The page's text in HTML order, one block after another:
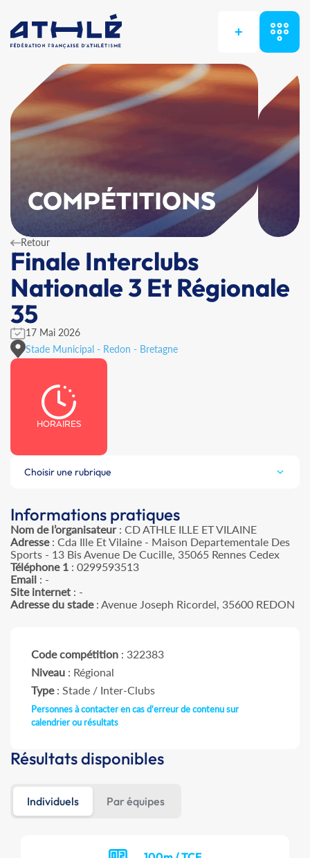
+
COMPÉTITIONS
Retour
Finale Interclubs
Nationale 3 Et Régionale
35
17 Mai 2026
Stade Municipal - Redon - Bretagne
HORAIRES
Choisir une rubrique
Informations pratiques
Nom de l’organisateur: CD ATHLE ILLE ET VILAINE
Adresse: Cda Ille Et Vilaine - Maison Departementale Des
Sports - 13 Bis Avenue De Cucille, 35065 Rennes Cedex
Téléphone 1 : 0299593513
Email : -
Site internet : -
Adresse du stade: Avenue Joseph Ricordel, 35600 REDON
Code compétition : 322383
Niveau : Régional
Type: Stade / Inter-Clubs
Personnes à contacter en cas d'erreur de contenu sur
calendrier ou résultats
Résultats disponibles
Individuels Par équipes